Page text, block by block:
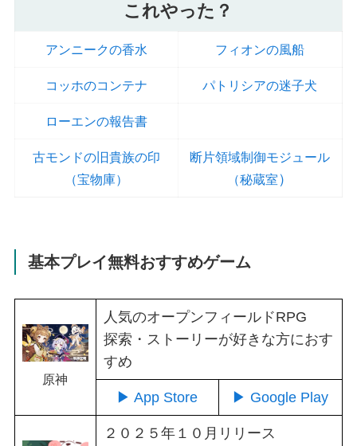
これやった？
アンニークの香水 フィオンの風船
コッホのコンテナ パトリシアの迷子犬
ローエンの報告書
古モンドの旧貴族の印
（宝物庫）
断片領域制御モジュール
（秘蔵室 ）
基本プレイ無料おすすめゲーム
原神
人気のオープンフィールドRPG
探索・ストーリーが好きな方におす
すめ
▶ App Store ▶ Google Play
２０２５年１０月リリース